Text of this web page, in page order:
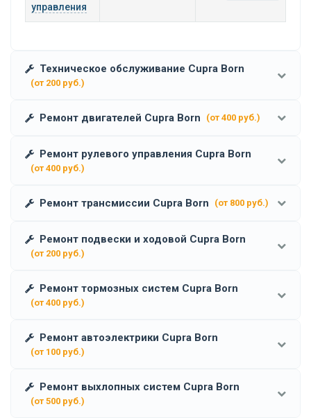
управления
Техническое обслуживание Cupra Born
(от 200 руб.)
Ремонт двигателей Cupra Born (от 400 руб.)
Ремонт рулевого управления Cupra Born
(от 400 руб.)
Ремонт трансмиссии Cupra Born (от 800 руб.)
Ремонт подвески и ходовой Cupra Born
(от 200 руб.)
Ремонт тормозных систем Cupra Born
(от 400 руб.)
Ремонт автоэлектрики Cupra Born
(от 100 руб.)
Ремонт выхлопных систем Cupra Born
(от 500 руб.)